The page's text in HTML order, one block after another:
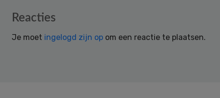
Reader
Reacties
Je moet ingelogd zijn op om een reactie te plaatsen.